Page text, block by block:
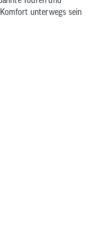
unterwegs sein